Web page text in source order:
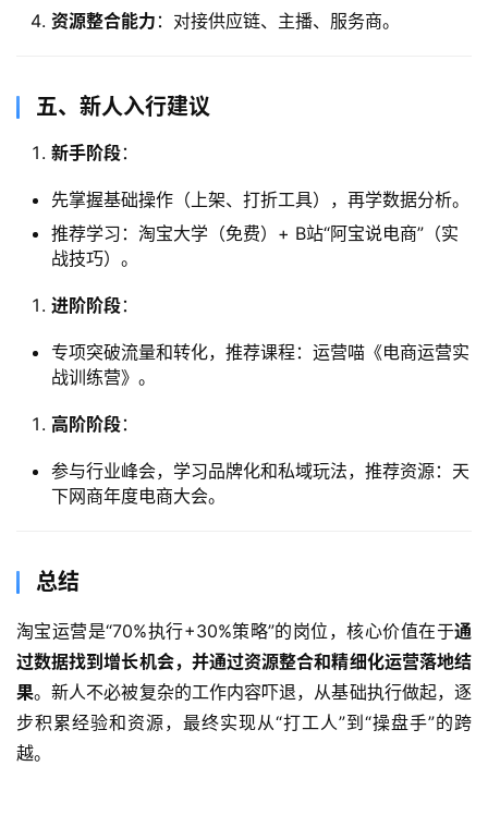
资源整合能力 ：对接供应链、主播、服务商。
​五、新人入行建议
新手阶段：
先掌握基础操作（上架、打折工具），再学数据分析。
推荐学习：淘宝大学（免费）+ B站“阿宝说电商”（实
战技巧）。
进阶阶段：
专项突破流量和转化，推荐课程：运营喵《电商运营实
战训练营》。
高阶阶段：
参与行业峰会，学习品牌化和私域玩法，推荐资源：天
下网商年度电商大会。
​总结
淘宝运营是“70%执行+30%策略”的岗位，核心价值在于通
过数据找到增长机会，并通过资源整合和精细化运营落地结
果。新人不必被复杂的工作内容吓退，从基础执行做起，逐
步积累经验和资源，最终实现从“打工人”到“操盘手”的跨
越。